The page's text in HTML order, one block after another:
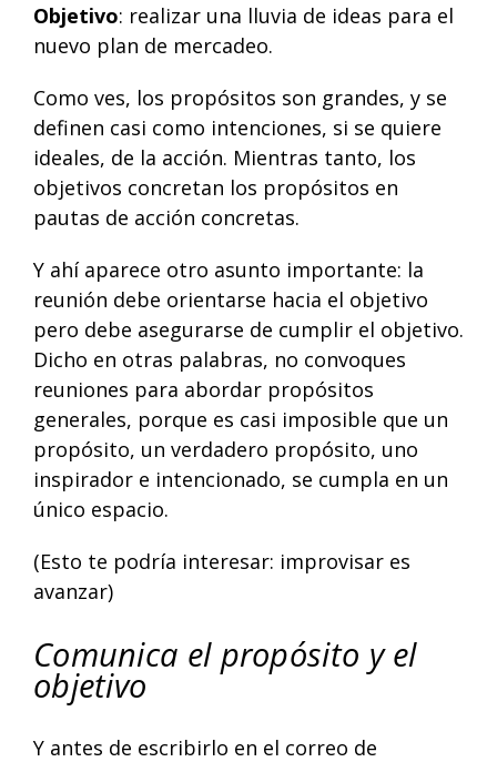
Objetivo: realizar una lluvia de ideas para el
nuevo plan de mercadeo.
Como ves, los propósitos son grandes, y se
definen casi como intenciones, si se quiere
ideales, de la acción. Mientras tanto, los
objetivos concretan los propósitos en
pautas de acción concretas.
Y ahí aparece otro asunto importante: la
reunión debe orientarse hacia el objetivo
pero debe asegurarse de cumplir el objetivo.
Dicho en otras palabras, no convoques
reuniones para abordar propósitos
generales, porque es casi imposible que un
propósito, un verdadero propósito, uno
inspirador e intencionado, se cumpla en un
único espacio.
(Esto te podría interesar: improvisar es
avanzar)
Comunica el propósito y el
objetivo
Y antes de escribirlo en el correo de